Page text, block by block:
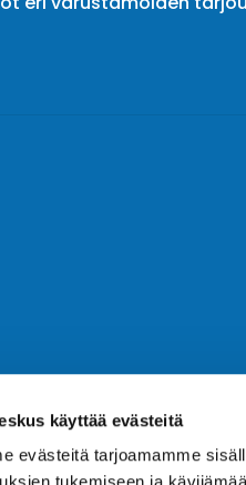
käyttää evästeitä
evästeitä tarjoamamme